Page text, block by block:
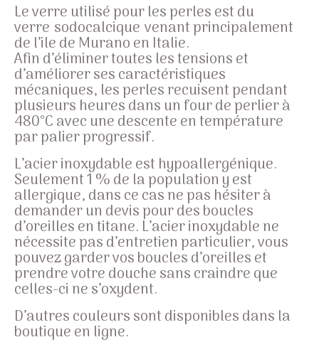
Le verre utilisé pour les perles est du
verre sodocalcique venant principalement
de l’ile de Murano en Italie.
Afin d’éliminer toutes les tensions et
d’améliorer ses caractéristiques
mécaniques, les perles recuisent pendant
plusieurs heures dans un four de perlier à
480°C avec une descente en température
par palier progressif.
L’acier inoxydable est hypoallergénique.
Seulement 1 % de la population y est
allergique, dans ce cas ne pas hésiter à
demander un devis pour des boucles
d’oreilles en titane. L’acier inoxydable ne
nécessite pas d’entretien particulier, vous
pouvez garder vos boucles d’oreilles et
prendre votre douche sans craindre que
celles-ci ne s’oxydent.
D’autres couleurs sont disponibles dans la
boutique en ligne.